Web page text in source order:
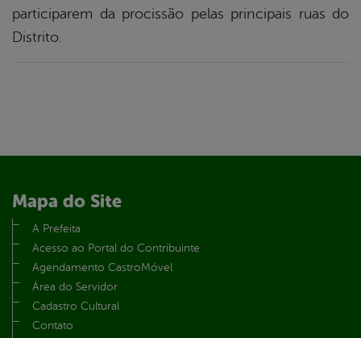
participarem da procissão pelas principais ruas do
Distrito.
Mapa do Site
A Prefeita
Acesso ao Portal do Contribuinte
Agendamento CastroMóvel
Área do Servidor
Cadastro Cultural
Contato